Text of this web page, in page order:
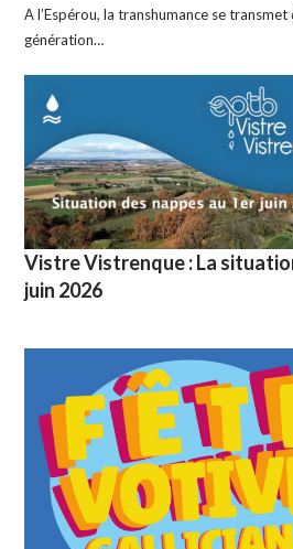
A l’Espérou, la transhumance se
génération…
Vistre Vistrenque : La
juin 2026